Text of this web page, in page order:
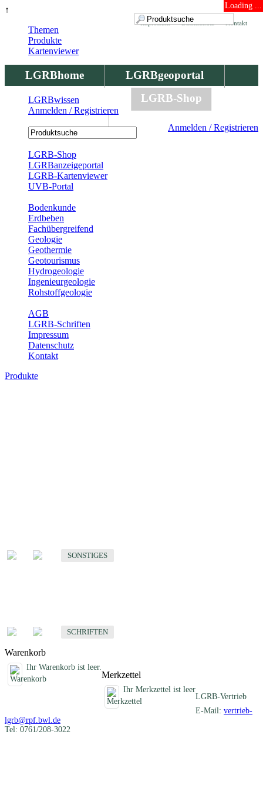
↑ Loading ...
Kontakt
Datenschutz
Impressum
LGRBhome
LGRBgeoportal
LGRBbohrungen
LGRB-Shop
Anmelden / Registrieren
Themen
Produkte
Kartenviewer
LGRBwissen
Anmelden / Registrieren
LGRB-Shop
LGRBanzeigeportal
LGRB-Kartenviewer
UVB-Portal
Bodenkunde
Erdbeben
Fachübergreifend
Geologie
Geothermie
Geotourismus
Hydrogeologie
Ingenieurgeologie
Rohstoffgeologie
AGB
LGRB-Schriften
Impressum
Datenschutz
Kontakt
Produkte
SONSTIGES
SCHRIFTEN
Warenkorb
Ihr Warenkorb ist leer.
Merkzettel
Ihr Merkzettel ist leer
LGRB-Vertrieb
E-Mail: vertrieb-
lgrb@rpf.bwl.de
Tel: 0761/208-3022